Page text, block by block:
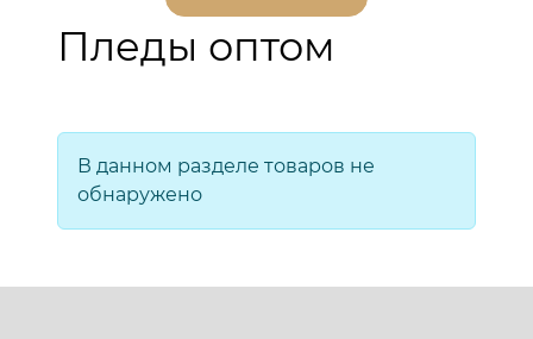
Пледы оптом
В данном разделе товаров не
обнаружено